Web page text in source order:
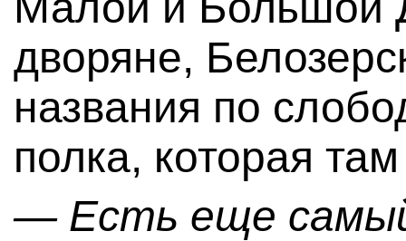
дворяне,
названия по
полка, которая
— Есть еще